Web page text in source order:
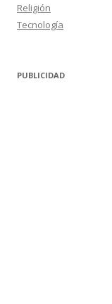
Religión
Tecnología
PUBLICIDAD